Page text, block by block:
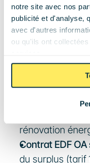
notre site avec nos
publicité et d'analyse,
avec d'autres
ou qu'ils ont
Aides
travaux
TVA réduite à
rénovation
Contrat EDF
du surplus (tarif